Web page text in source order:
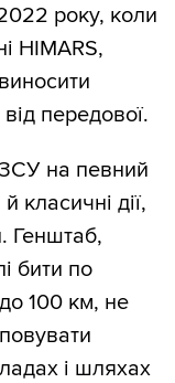
року, коли
HIMARS,
передової.
на певний
класичні дії,
Генштаб,
бити по
100 км, не
і шляхах